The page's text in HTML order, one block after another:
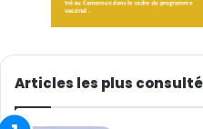
africain sur une longueur
marin le plus long du
marin répondra mieux aux
en matière de capacité et
Articles les plus